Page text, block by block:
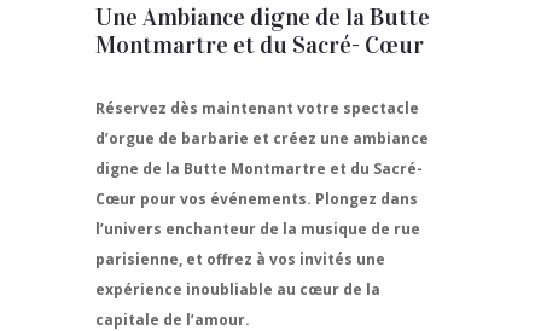
Une Ambiance digne de la Butte
Montmartre et du Sacré- Cœur
Réservez dès maintenant votre spectacle
d’orgue de barbarie et créez une ambiance
digne de la Butte Montmartre et du Sacré-
Cœur pour vos événements. Plongez dans
l’univers enchanteur de la musique de rue
parisienne, et offrez à vos invités une
expérience inoubliable au cœur de la
capitale de l’amour.